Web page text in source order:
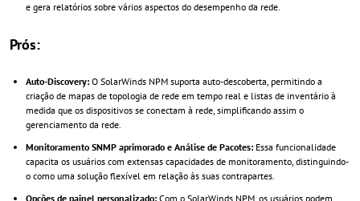
e gera relatórios sobre vários aspectos do desempenho da rede.
Prós:
Auto-Discovery: O SolarWinds NPM suporta auto-descoberta, permitindo a
criação de mapas de topologia de rede em tempo real e listas de inventário à
medida que os dispositivos se conectam à rede, simplificando assim o
gerenciamento da rede.
Monitoramento SNMP aprimorado e Análise de Pacotes: Essa funcionalidade
capacita os usuários com extensas capacidades de monitoramento, distinguindo-
o como uma solução flexível em relação às suas contrapartes.
Opções de painel personalizado: Com o SolarWinds NPM, os usuários podem